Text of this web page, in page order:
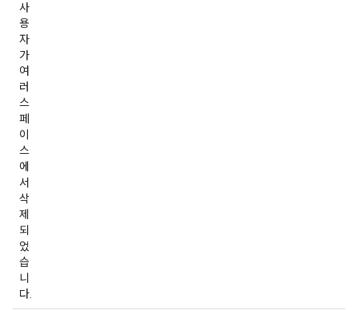
사
용
자
가
여
러
스
페
이
스
에
서
삭
제
되
었
습
니
다.